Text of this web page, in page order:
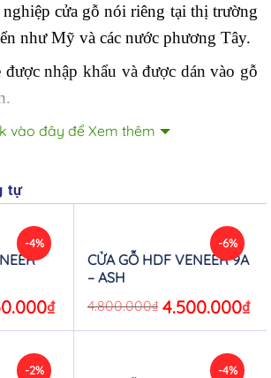
cửa gỗ nói riêng tại thị trường
như Mỹ và các nước phương Tây.
nhập khẩu và được dán vào gỗ
gỗ Melanine giống như cửa gỗ
Melamine
gỗ Melanine:
giống gỗ
vào đây để Xem thêm
tự
-4%
₫Current
price
-6%
CỬA GỖ HDF VENEER 9A
– ASH
4.800.000₫ Original
price
4.500.000₫
-2% -4%